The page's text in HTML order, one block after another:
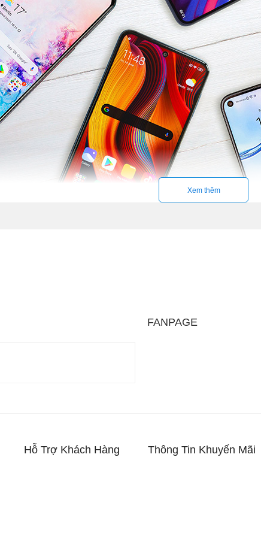
một điện thoại thông minh nhưng được thiết kế tối ưu hơn cho
Xem thêm
FANPAGE
Hỗ Trợ Khách Hàng Thông Tin Khuyến Mãi